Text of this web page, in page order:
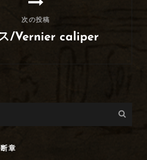
次の投稿
/Vernier caliper
章